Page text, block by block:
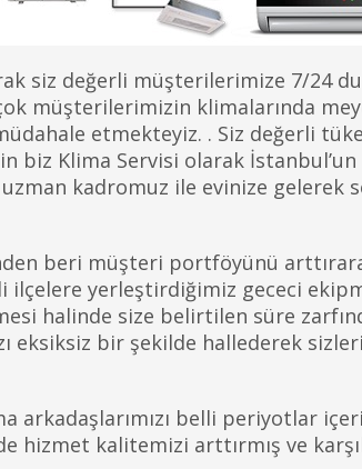
siz değerli müşterilerimize 7/24
müşterilerimizin klimalarında
etmekteyiz. . Siz değerli
biz Klima Servisi olarak
kadromuz ile evinize gelerek
beri müşteri portföyünü
yerleştirdiğimiz gececi
halinde size belirtilen süre
eksiksiz bir şekilde hallederek
arkadaşlarımızı belli periyotlar
hizmet kalitemizi arttırmış ve